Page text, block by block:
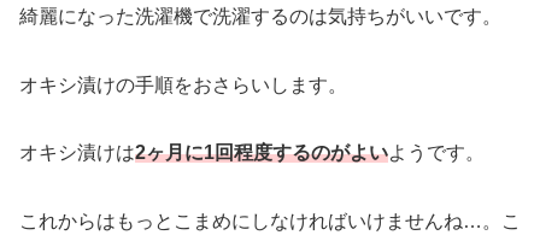
綺麗になった洗濯機で洗濯するのは気持ちがいいです。
オキシ漬けの手順をおさらいします。
オキシ漬けは2ヶ月に1回程度するのがよいようです。
これからはもっとこまめにしなければいけませんね…。こ